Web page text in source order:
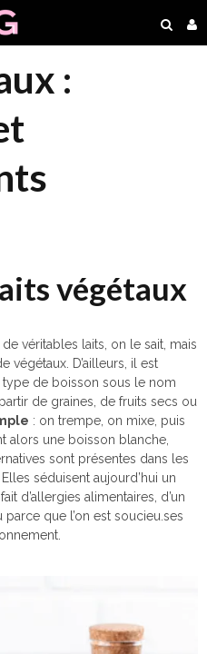
:
végétaux
véritables laits, on le sait, mais
végétaux. D’ailleurs, il est
type de boisson sous le nom
de graines, de fruits secs ou
: on trempe, on mixe, puis
alors une boisson blanche,
sont présentes dans les
séduisent aujourd’hui un
d’allergies alimentaires, d’un
que l’on est soucieu.ses